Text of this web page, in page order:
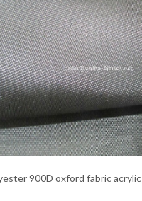
900D oxford fabric